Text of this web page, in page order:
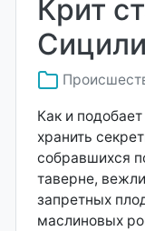
Крит
Как и
хранить
собравшихся
таверне,
запретных
маслиновых